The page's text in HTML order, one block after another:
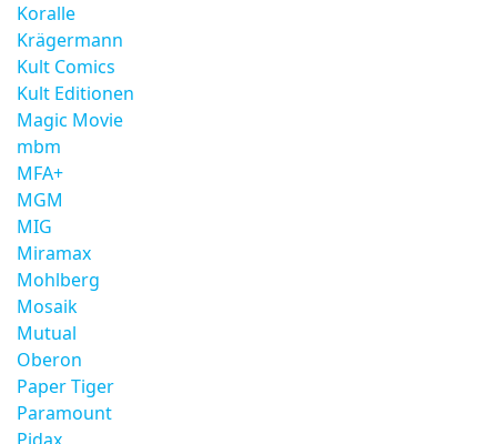
Koralle
Krägermann
Kult Comics
Kult Editionen
Magic Movie
mbm
MFA+
MGM
MIG
Miramax
Mohlberg
Mosaik
Mutual
Oberon
Paper Tiger
Paramount